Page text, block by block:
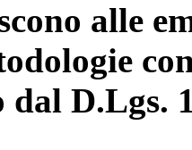
alle
dal D.Lgs.